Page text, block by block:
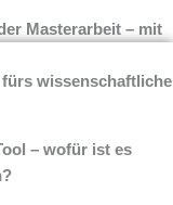
Masterarbeit – mit
fürs wissenschaftliche
– wofür ist es